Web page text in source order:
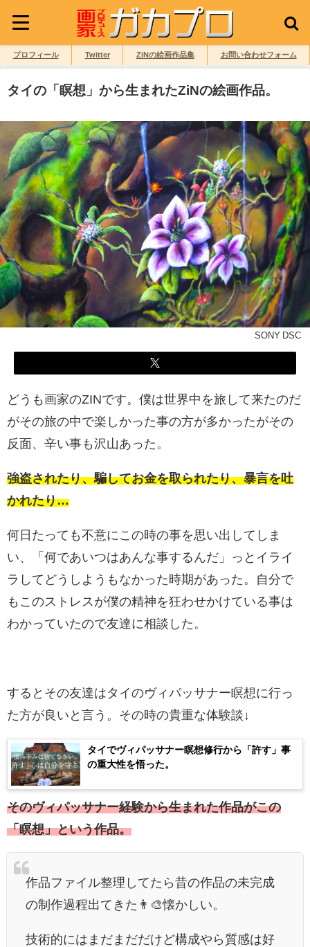
プロフィール Twitter ZiNの絵画作品集 お問い合わせフォーム
タイの「瞑想」から生まれたZiNの絵画作品。
SONY DSC
どうも画家のZINです。僕は世界中を旅して来たのだ
がその旅の中で楽しかった事の方が多かったがその
反面、辛い事も沢山あった。
強盗されたり、騙してお金を取られたり、暴言を吐
かれたり…
何日たっても不意にこの時の事を思い出してしま
い、「何であいつはあんな事するんだ」っとイライ
ラしてどうしようもなかった時期があった。自分で
もこのストレスが僕の精神を狂わせかけている事は
わかっていたので友達に相談した。
するとその友達はタイのヴィパッサナー瞑想に行っ
た方が良いと言う。その時の貴重な体験談↓
タイでヴィパッサナー瞑想修行から「許す」事
の重大性を悟った。
そのヴィパッサナー経験から生まれた作品がこの
「瞑想」という作品。
作品ファイル整理してたら昔の作品の未完成
の制作過程出てきた👨‍🎨懐かしい。
技術的にはまだまだだけど構成やら質感は好